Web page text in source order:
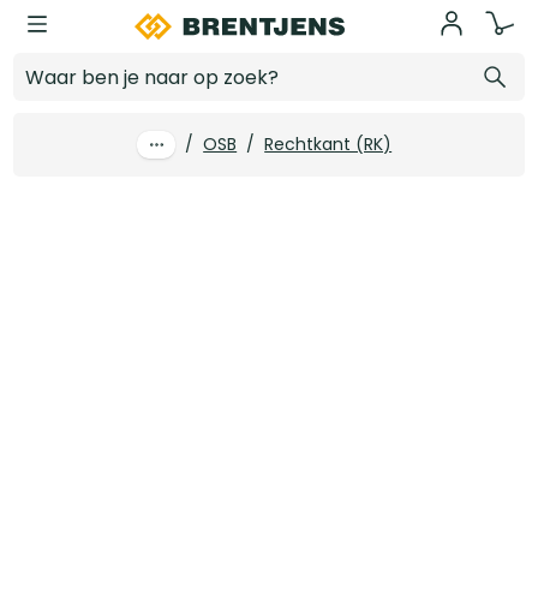
Ga naar hoofdinhoud
/ OSB / Rechtkant (RK)
Log in voor prijzen